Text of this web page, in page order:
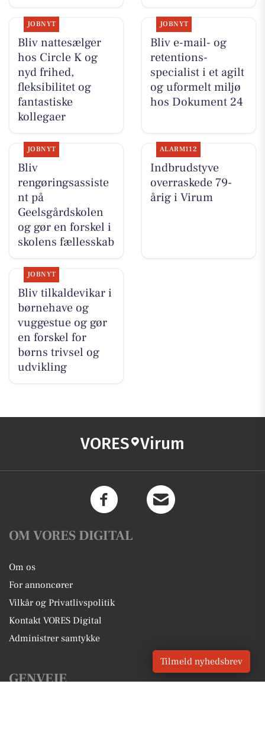
JOBNYT
Bliv nattesælger
hos Circle K og
nyd frihed,
fleksibilitet og
fantastiske
kollegaer
JOBNYT
Bliv e-mail- og
retentions-
specialist i et agilt
og uformelt miljø
hos Dokument 24
JOBNYT
Bliv
rengøringsassiste
nt på
Geelsgårdskolen
og gør en forskel i
skolens fællesskab
ALARM112
Indbrudstyve
overraskede 79-
årig i Virum
JOBNYT
Bliv tilkaldevikar i
børnehave og
vuggestue og gør
en forskel for
børns trivsel og
udvikling
VORES Virum
OM VORES DIGITAL
Om os
For annoncører
Vilkår og Privatlivspolitik
Kontakt VORES Digital
Administrer samtykke
GENVEJE
Tilmeld nyhedsbrev